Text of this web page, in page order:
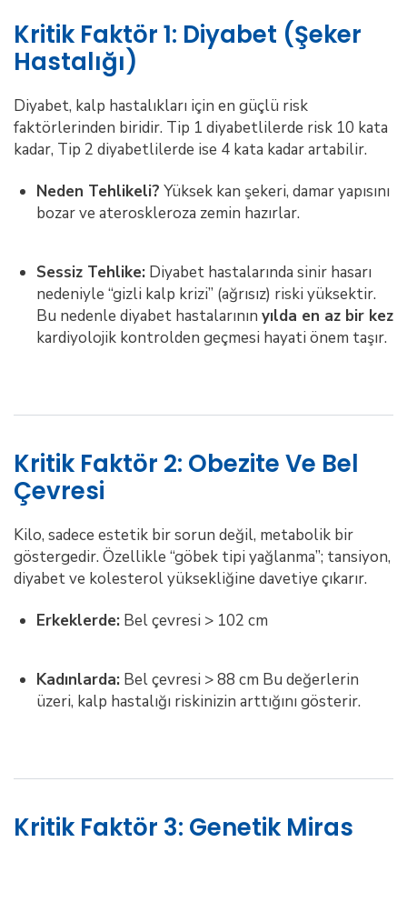
Kritik Faktör 1: Diyabet (Şeker
Hastalığı)
Diyabet, kalp hastalıkları için en güçlü risk
faktörlerinden biridir. Tip 1 diyabetlilerde risk 10 kata
kadar, Tip 2 diyabetlilerde ise 4 kata kadar artabilir.
Neden Tehlikeli? Yüksek kan şekeri, damar yapısını
bozar ve ateroskleroza zemin hazırlar.
Sessiz Tehlike: Diyabet hastalarında sinir hasarı
nedeniyle “gizli kalp krizi” (ağrısız) riski yüksektir.
Bu nedenle diyabet hastalarının yılda en az bir kez
kardiyolojik kontrolden geçmesi hayati önem taşır.
Kritik Faktör 2: Obezite Ve Bel
Çevresi
Kilo, sadece estetik bir sorun değil, metabolik bir
göstergedir. Özellikle “göbek tipi yağlanma”; tansiyon,
diyabet ve kolesterol yüksekliğine davetiye çıkarır.
Erkeklerde: Bel çevresi > 102 cm
Kadınlarda: Bel çevresi > 88 cm Bu değerlerin
üzeri, kalp hastalığı riskinizin arttığını gösterir.
Kritik Faktör 3: Genetik Miras